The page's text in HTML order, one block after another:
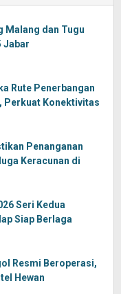
Malang dan Tugu
Jabar
Rute Penerbangan
Perkuat Konektivitas
Penanganan
Keracunan di
Seri Kedua
Siap Berlaga
Resmi Beroperasi,
Hewan